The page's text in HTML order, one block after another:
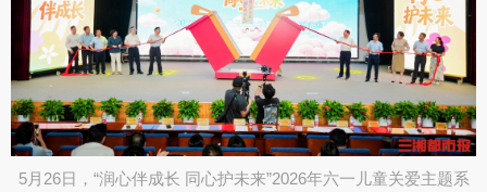
​5月26日，“润心伴成长 同心护未来”2026年六一儿童关爱主题系